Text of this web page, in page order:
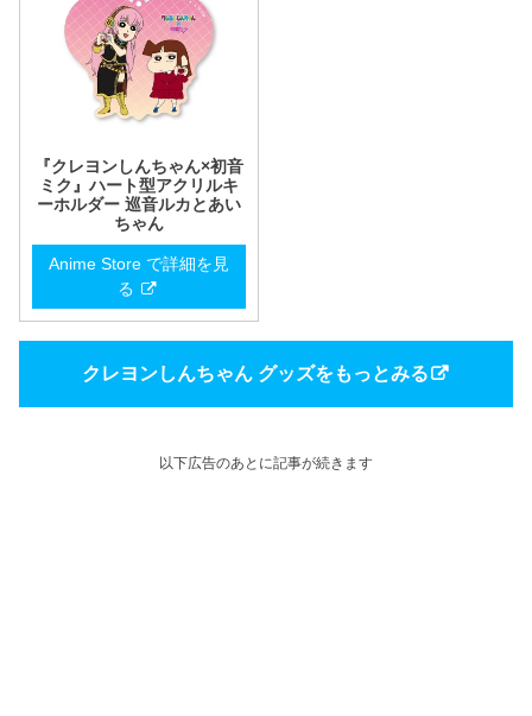
『クレヨンしんちゃん×初音
ミク』ハート型アクリルキ
ーホルダー 巡音ルカとあい
ちゃん
Anime Store で詳細を見
る
クレヨンしんちゃん グッズをもっとみる
以下広告のあとに記事が続きます